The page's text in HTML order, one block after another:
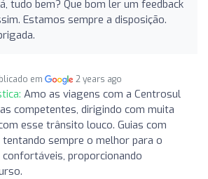
tudo bem? Que bom ler um feedback
Estamos sempre a disposição.
em 2 years ago
Amo as viagens com a Centrosul
competentes, dirigindo com muita
esse trânsito louco. Guias com
tentando sempre o melhor para o
confortáveis, proporcionando